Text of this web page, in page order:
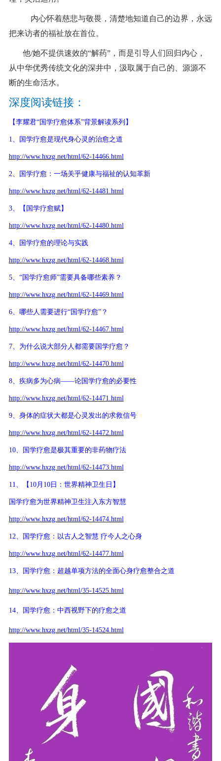
内心怀着慈悲与敬畏，清楚地知道自己的边界，永远
把来访者的福祉放在首位。
他/她不提供速效的“解药”，而是引导人们回归内心，
从中华优秀传统文化的深井中，汲取属于自己的、源源不
断的生命活水。
深度阅读链接：
【李耀君“国学疗愈体系”背景解读系列】
1、国学疗愈是现代身心灵的治愈之道
http://www.hxzg.net/html/62-14466.html
2、国学疗愈：一场关乎健康与福祉的认知革新
http://www.hxzg.net/html/62-14481.html
3、【国学疗愈赋】
http://www.hxzg.net/html/62-14480.html
4、国学疗愈的理论与实践
http://www.hxzg.net/html/62-14468.html
5、“国学疗愈师”需要具备哪些素养？
http://www.hxzg.net/html/62-14469.html
6、哪些人需要进行“国学疗愈”？
http://www.hxzg.net/html/62-14467.html
7、为什么说大部分人都需要国学疗愈？
http://www.hxzg.net/html/62-14470.html
8、疾病多为心病——论国学疗愈的必要性
http://www.hxzg.net/html/62-14471.html
9、身体的症状大都是心灵发出的求救信号
http://www.hxzg.net/html/62-14472.html
10、国学疗愈是极其重要的非药物疗法
http://www.hxzg.net/html/62-14473.html
11、【10月10日：世界精神卫生日】
国学疗愈为世界精神卫生注入东方智慧
http://www.hxzg.net/html/62-14474.html
12、国学疗愈：以古人之智慧 疗今人之心身
http://www.hxzg.net/html/62-14477.html
13、 国学疗愈：超越单项方法的全面心身疗愈整合之道
http://www.hxzg.net/html/35-14525.html
14、 国学疗愈：中西视野下的疗愈之道
http://www.hxzg.net/html/35-14524.html